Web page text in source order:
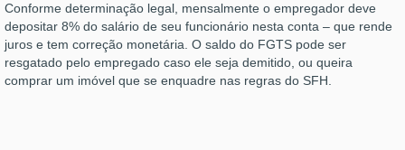
Conforme determinação legal, mensalmente o empregador deve
depositar 8% do salário de seu funcionário nesta conta – que rende
juros e tem correção monetária. O saldo do FGTS pode ser
resgatado pelo empregado caso ele seja demitido, ou queira
comprar um imóvel que se enquadre nas regras do SFH.